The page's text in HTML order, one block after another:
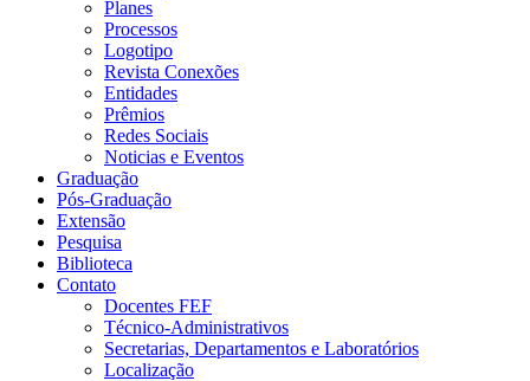
Planes
Processos
Logotipo
Revista Conexões
Entidades
Prêmios
Redes Sociais
Noticias e Eventos
Graduação
Pós-Graduação
Extensão
Pesquisa
Biblioteca
Contato
Docentes FEF
Técnico-Administrativos
Secretarias, Departamentos e Laboratórios
Localização